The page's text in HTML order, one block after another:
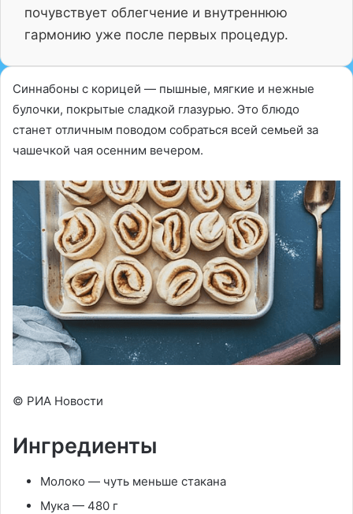
почувствует облегчение и внутреннюю
гармонию уже после первых процедур.
Синнабоны с корицей — пышные, мягкие и нежные
булочки, покрытые сладкой глазурью. Это блюдо
станет отличным поводом собраться всей семьей за
чашечкой чая осенним вечером.
© РИА Новости
Ингредиенты
Молоко — чуть меньше стакана
Мука — 480 г